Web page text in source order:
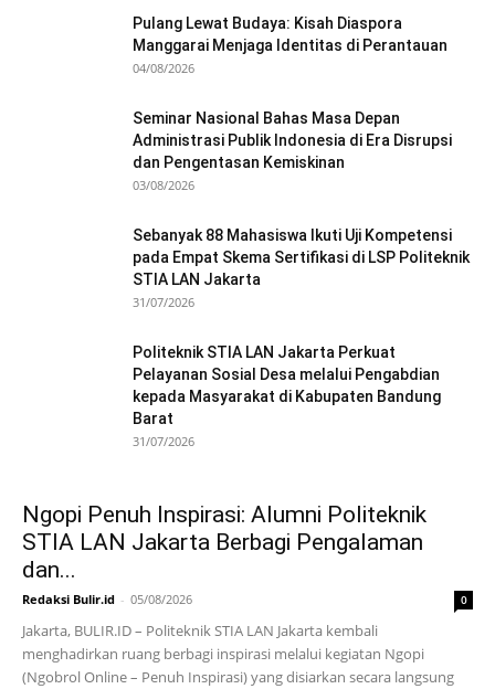
Pulang Lewat Budaya: Kisah Diaspora
Manggarai Menjaga Identitas di Perantauan
04/08/2026
Seminar Nasional Bahas Masa Depan
Administrasi Publik Indonesia di Era Disrupsi
dan Pengentasan Kemiskinan
03/08/2026
Sebanyak 88 Mahasiswa Ikuti Uji Kompetensi
pada Empat Skema Sertifikasi di LSP Politeknik
STIA LAN Jakarta
31/07/2026
Politeknik STIA LAN Jakarta Perkuat
Pelayanan Sosial Desa melalui Pengabdian
kepada Masyarakat di Kabupaten Bandung
Barat
31/07/2026
Ngopi Penuh Inspirasi: Alumni Politeknik
STIA LAN Jakarta Berbagi Pengalaman
dan...
Redaksi Bulir.id - 05/08/2026 0
Jakarta, BULIR.ID – Politeknik STIA LAN Jakarta kembali
menghadirkan ruang berbagi inspirasi melalui kegiatan Ngopi
(Ngobrol Online – Penuh Inspirasi) yang disiarkan secara langsung